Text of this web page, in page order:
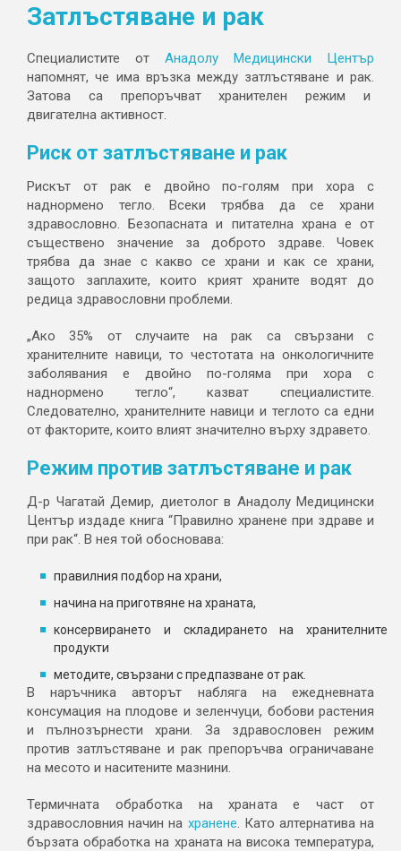
Затлъстяване и рак
Специалистите от Анадолу Медицински Център
напомнят, че има връзка между затлъстяване и рак.
Затова са препоръчват хранителен режим и
двигателна активност.
Риск от затлъстяване и рак
Рискът от рак е двойно по-голям при хора с
наднормено тегло. Всеки трябва да се храни
здравословно. Безопасната и питателна храна е от
съществено значение за доброто здраве. Човек
трябва да знае с какво се храни и как се храни,
защото заплахите, които крият храните водят до
редица здравословни проблеми.
„Ако 35% от случаите на рак са свързани с
хранителните навици, то честотата на онкологичните
заболявания е двойно по-голяма при хора с
наднормено тегло“, казват специалистите.
Следователно, хранителните навици и теглото са едни
от факторите, които влият значително върху здравето.
Режим против затлъстяване и рак
Д-р Чагатай Демир, диетолог в Анадолу Медицински
Център издаде книга “Правилно хранене при здраве и
при рак“. В нея той обосновава:
правилния подбор на храни,
начина на приготвяне на храната,
консервирането и складирането на хранителните
продукти
методите, свързани с предпазване от рак.
В наръчника авторът набляга на ежедневната
консумация на плодове и зеленчуци, бобови растения
и пълнозърнести храни. За здравословен режим
против затлъстяване и рак препоръчва ограничаване
на месото и наситените мазнини.
Термичната обработка на храната е част от
здравословния начин на хранене . Като алтернатива на
бързата обработка на храната на висока температура,